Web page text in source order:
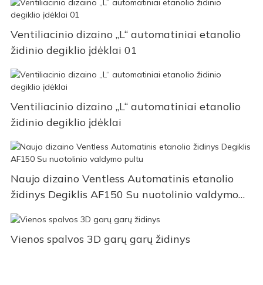
Ventiliacinio dizaino „L“ automatiniai etanolio
židinio degiklio įdėklai 01
Ventiliacinio dizaino „L“ automatiniai etanolio
židinio degiklio įdėklai
Naujo dizaino Ventless Automatinis etanolio
židinys Degiklis AF150 Su nuotolinio valdymo
pultu
Vienos spalvos 3D garų garų židinys